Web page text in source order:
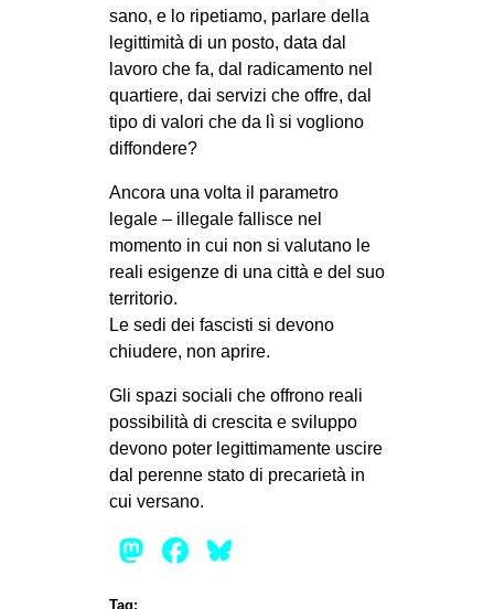
sano, e lo ripetiamo, parlare della
legittimità di un posto, data dal
lavoro che fa, dal radicamento nel
quartiere, dai servizi che offre, dal
tipo di valori che da lì si vogliono
diffondere?
Ancora una volta il parametro
legale – illegale fallisce nel
momento in cui non si valutano le
reali esigenze di una città e del suo
territorio.
Le sedi dei fascisti si devono
chiudere, non aprire.
Gli spazi sociali che offrono reali
possibilità di crescita e sviluppo
devono poter legittimamente uscire
dal perenne stato di precarietà in
cui versano.
Mastodon
Facebook
Tag: